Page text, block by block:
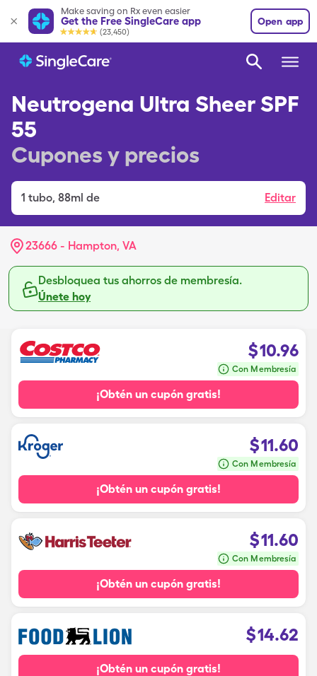
Make saving on Rx even easier
Get the Free SingleCare app
(23,450)
Open app
Neutrogena Ultra Sheer SPF
55
Cupones y precios
1 tubo, 88ml de Editar
23666 - Hampton, VA
Desbloquea tus ahorros de membresía.
Únete hoy
$10.96
Con Membresía
¡Obtén un cupón gratis!
$11.60
Con Membresía
¡Obtén un cupón gratis!
$11.60
Con Membresía
¡Obtén un cupón gratis!
$14.62
¡Obtén un cupón gratis!